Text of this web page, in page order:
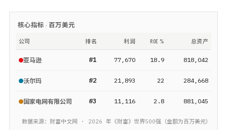
核心指标 · 百万美元
公司 排名 利润 ROE % 总资产
亚马逊 #1 77,670 18.9 818,042
沃尔玛 #2 21,893 22 284,668
国家电网有限公司 #3 11,116 2.8 881,045
数据来源：财富中文网 · 2026 年《财富》 世界500强 （金额为百万美元）